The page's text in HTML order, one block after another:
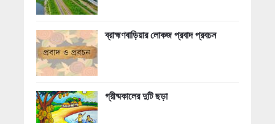
ব্রাহ্মণবাড়িয়ার লোকজ প্রবাদ প্রবচন
গ্রীষ্মকালের দুটি ছড়া